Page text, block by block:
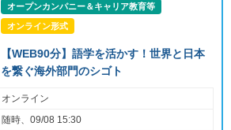
オープンカンパニー＆キャリア教育等
オンライン形式
【WEB90分】語学を活かす！世界と日本
を繋ぐ海外部門のシゴト
オンライン
随時、09/08 15:30